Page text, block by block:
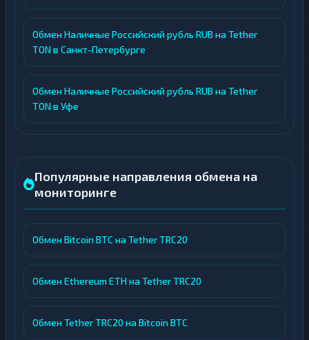
Обмен Наличные Российский рубль RUB на Tether
TON в Санкт-Петербурге
Обмен Наличные Российский рубль RUB на Tether
TON в Уфе
Популярные направления обмена на
мониторинге
Обмен Bitcoin BTC на Tether TRC20
Обмен Ethereum ETH на Tether TRC20
Обмен Tether TRC20 на Bitcoin BTC